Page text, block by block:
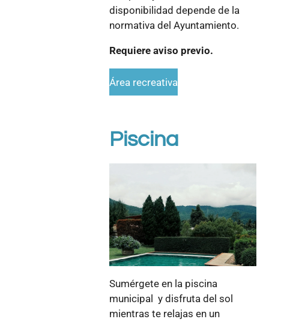
disponibilidad depende de la
normativa del Ayuntamiento.
Requiere aviso previo.
Área recreativa
Piscina
Sumérgete en la piscina
municipal y disfruta del sol
mientras te relajas en un